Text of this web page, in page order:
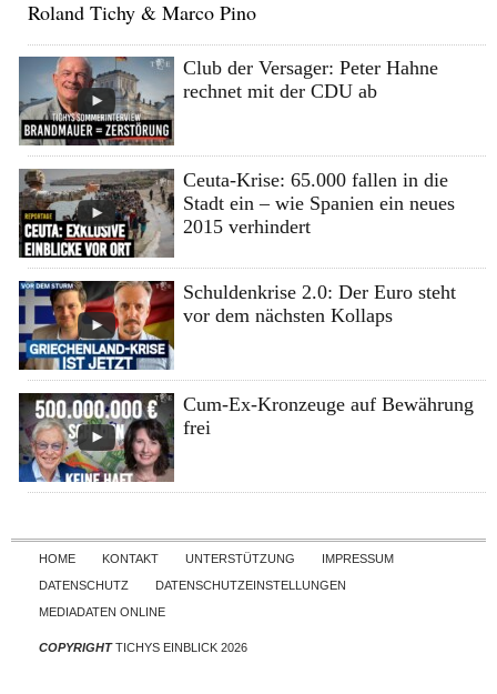
Roland Tichy & Marco Pino
Club der Versager: Peter Hahne
rechnet mit der CDU ab
Ceuta-Krise: 65.000 fallen in die
Stadt ein – wie Spanien ein neues
2015 verhindert
Schuldenkrise 2.0: Der Euro steht
vor dem nächsten Kollaps
Cum-Ex-Kronzeuge auf Bewährung
frei
Skip to content
HOME KONTAKT UNTERSTÜTZUNG
IMPRESSUM
DATENSCHUTZ
DATENSCHUTZEINSTELLUNGEN
MEDIADATEN ONLINE
COPYRIGHTTICHYS EINBLICK 2026